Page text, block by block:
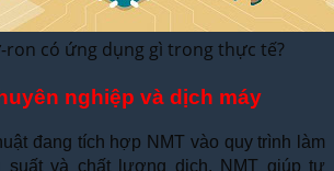
ron có ứng dụng gì trong thực tế?
nghiệp và dịch máy
đang tích hợp NMT vào quy trình làm
suất và chất lượng dịch. NMT giúp tự